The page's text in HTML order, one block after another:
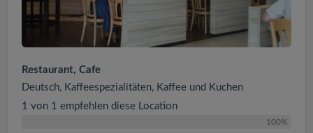
Restaurant, Cafe
Deutsch, Kaffeespezialitäten, Kaffee und Kuchen
1 von 1 empfehlen diese Location
100%